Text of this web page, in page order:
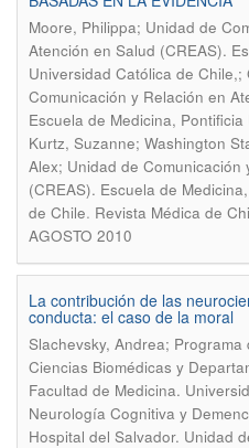
Moore, Philippa; Unidad de
Atención en Salud (CREAS).
Universidad Católica de
Comunicación y Relación en
Escuela de Medicina,
Kurtz, Suzanne; Washington
Alex; Unidad de
(CREAS). Escuela de
de Chile. Revista Médica de
AGOSTO 2010
La contribución de las
conducta: el caso de la moral
Slachevsky, Andrea;
Ciencias Biomédicas y
Facultad de Medicina.
Neurología Cognitiva y
Hospital del Salvador. Unidad